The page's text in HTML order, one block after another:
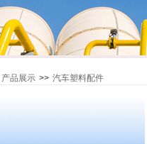
产品展示 >> 汽车塑料配件